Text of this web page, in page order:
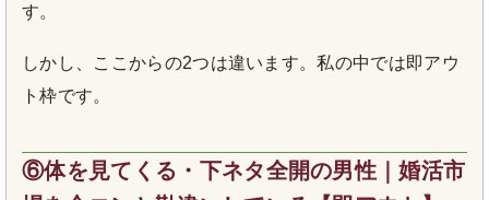
す。
しかし、ここからの2つは違います。私の中では即アウ
ト枠です。
⑥体を見てくる・下ネタ全開の男性｜婚活市